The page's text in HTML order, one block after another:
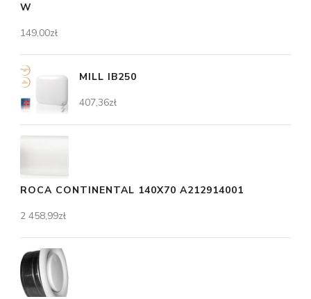
W
149,00zł
MILL IB250
407,36zł
ROCA CONTINENTAL 140X70 A212914001
2 458,99zł